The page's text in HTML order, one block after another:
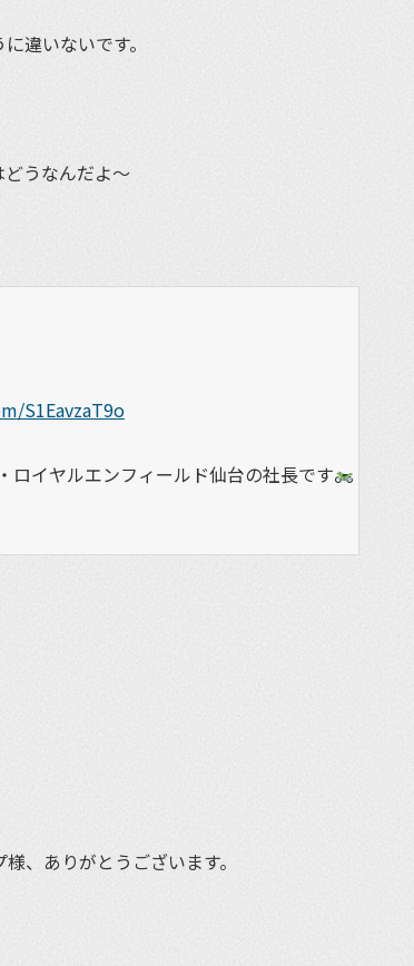
違いないです。
うなんだよ〜
S1EavzaT9o
ロイヤルエンフィールド仙台の社長です
、ありがとうございます。